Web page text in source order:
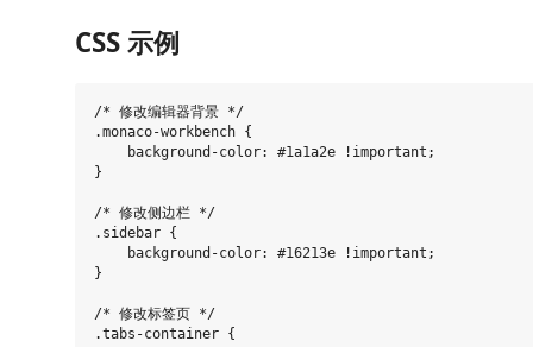
CSS 示例
/* 修改编辑器背景 */
.monaco-workbench {
    background-color: #1a1a2e !important;
}
/* 修改侧边栏 */
.sidebar {
    background-color: #16213e !important;
}
/* 修改标签页 */
.tabs-container {